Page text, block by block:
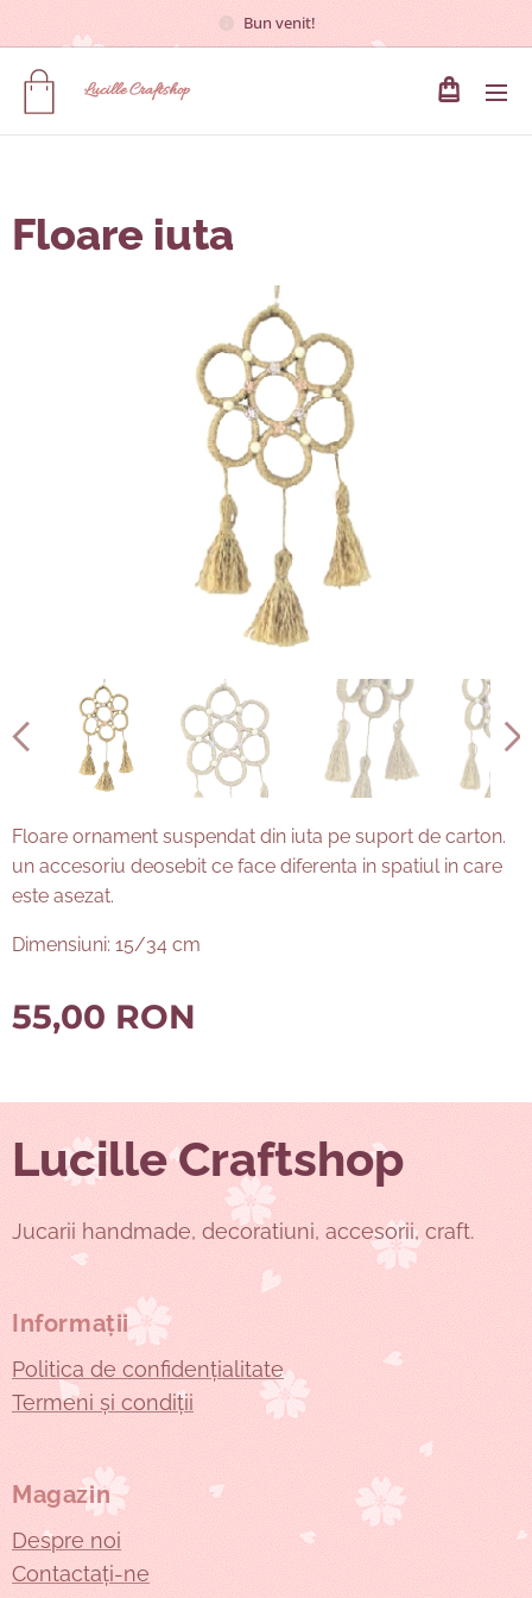
Bun venit!
LucilleCraftshop
Floare iuta
Floare ornament suspendat din iuta pe suport de carton.
un accesoriu deosebit ce face diferenta in spatiul in care
este asezat.
Dimensiuni: 15/34 cm
55,00 RON
Lucille Craftshop
Jucarii handmade, decoratiuni, accesorii, craft.
Informații
Politica de confidențialitate
Termeni și condiții
Magazin
Despre noi
Contactați-ne